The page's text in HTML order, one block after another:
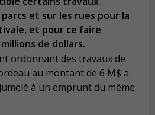
et sur les rues pour la
et pour ce faire
de dollars.
ordonnant des travaux de
au montant de 6 M$ a
à un emprunt du même